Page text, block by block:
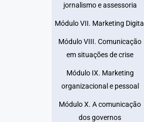
jornalismo e assessoria
Módulo VII. Marketing Digital
Módulo VIII. Comunicação
em situações de crise
Módulo IX. Marketing
organizacional e pessoal
Módulo X. A comunicação
dos governos